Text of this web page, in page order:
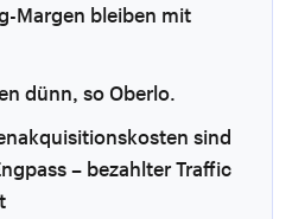
Margen bleiben mit
dünn, so Oberlo.
sind
– bezahlter Traffic